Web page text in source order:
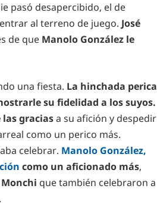
pasó desapercibido, el de
al terreno de juego. José
de que Manolo González le
una fiesta. La hinchada perica
su fidelidad a los suyos.
graciasa su afición y despedir
como un perico más.
celebrar. Manolo González,
como un aficionado más,
Monchi que también celebraron a